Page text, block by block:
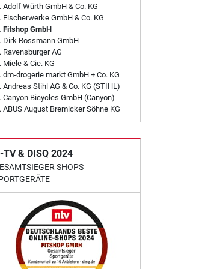
Adolf Würth GmbH & Co. KG
Fischerwerke GmbH & Co. KG
Fitshop GmbH
Dirk Rossmann GmbH
Ravensburger AG
Miele & Cie. KG
dm-drogerie markt GmbH + Co. KG
Andreas Stihl AG & Co. KG (STIHL)
Canyon Bicycles GmbH (Canyon)
ABUS August Bremicker Söhne KG
TV & DISQ 2024
SHOPS